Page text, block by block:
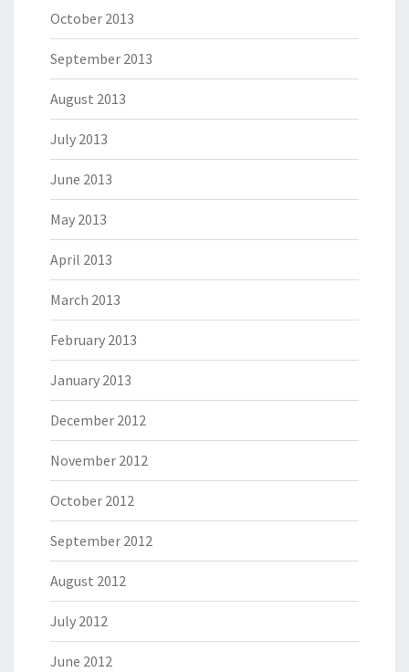
October 2013
September 2013
August 2013
July 2013
June 2013
May 2013
April 2013
March 2013
February 2013
January 2013
December 2012
November 2012
October 2012
September 2012
August 2012
July 2012
June 2012